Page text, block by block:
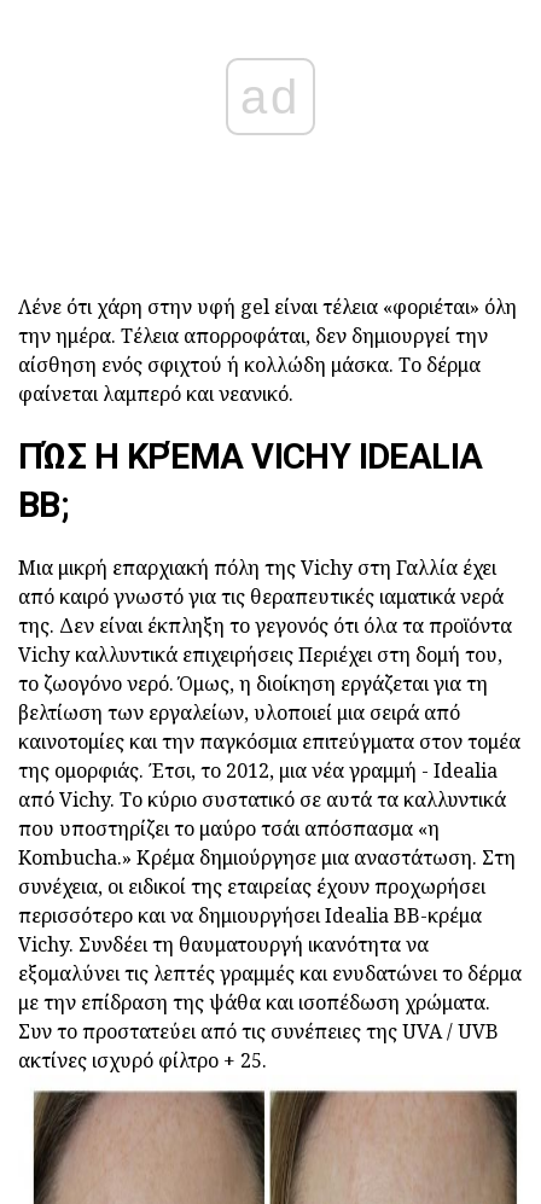
ad
Λένε ότι χάρη στην υφή gel είναι τέλεια «φοριέται» όλη
την ημέρα. Τέλεια απορροφάται, δεν δημιουργεί την
αίσθηση ενός σφιχτού ή κολλώδη μάσκα. Το δέρμα
φαίνεται λαμπερό και νεανικό.
ΠΏΣ Η ΚΡΈΜΑ VICHY IDEALIA
BB;
Μια μικρή επαρχιακή πόλη της Vichy στη Γαλλία έχει
από καιρό γνωστό για τις θεραπευτικές ιαματικά νερά
της. Δεν είναι έκπληξη το γεγονός ότι όλα τα προϊόντα
Vichy καλλυντικά επιχειρήσειςΠεριέχει στη δομή του,
το ζωογόνο νερό. Όμως, η διοίκηση εργάζεται για τη
βελτίωση των εργαλείων, υλοποιεί μια σειρά από
καινοτομίες και την παγκόσμια επιτεύγματα στον τομέα
της ομορφιάς. Έτσι, το 2012, μια νέα γραμμή - Idealia
από Vichy. Το κύριο συστατικό σε αυτά τα καλλυντικά
που υποστηρίζει το μαύρο τσάι απόσπασμα «η
Kombucha.» Κρέμα δημιούργησε μια αναστάτωση. Στη
συνέχεια, οι ειδικοί της εταιρείας έχουν προχωρήσει
περισσότερο και να δημιουργήσειIdealiaBB-κρέμα
Vichy. Συνδέει τη θαυματουργή ικανότητα να
εξομαλύνει τις λεπτές γραμμές και ενυδατώνει το δέρμα
με την επίδραση της ψάθα και ισοπέδωση χρώματα.
Συν το προστατεύει από τις συνέπειες της UVA / UVB
ακτίνες ισχυρό φίλτρο + 25.